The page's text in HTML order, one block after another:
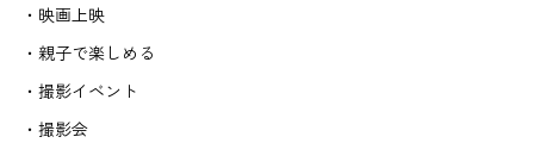
・映画上映
・親子で楽しめる
・撮影イベント
・撮影会